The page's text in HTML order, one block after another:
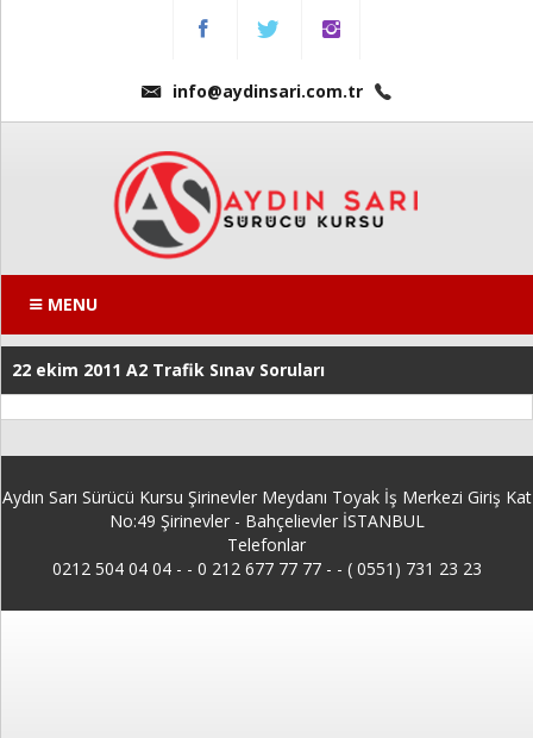
info@aydinsari.com.tr
MENU
22 ekim 2011 A2 Trafik Sınav Soruları
Aydın Sarı Sürücü Kursu Şirinevler Meydanı Toyak İş Merkezi Giriş Kat
No:49 Şirinevler - Bahçelievler İSTANBUL
Telefonlar
0212 504 04 04 - - 0 212 677 77 77 - - ( 0551) 731 23 23
Fiyatlarımız
Kursumuzdan
Ders
Videoları
Soruları
Online
İletişim